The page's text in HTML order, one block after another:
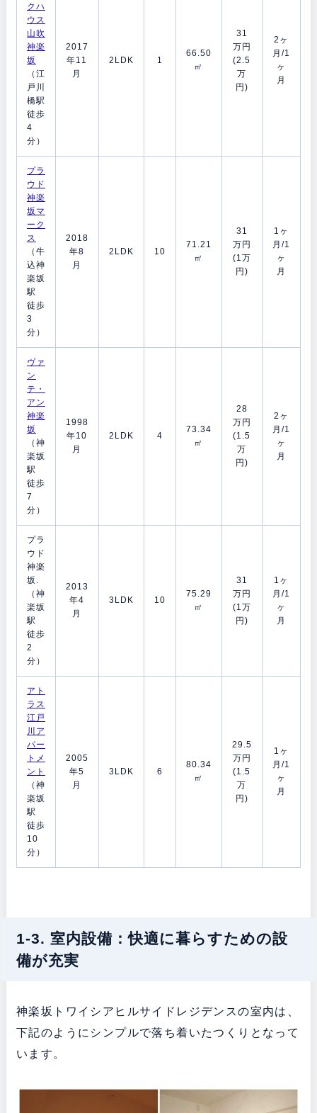
クハ
ウス
山吹
神楽
坂
（江
戸川
橋駅
徒歩
4
分）
2017
年11
月
2LDK 1
66.50
㎡
31
万円
(2.5
万
円)
2ヶ
月/1
ヶ
月
プラ
ウド
神楽
坂マ
ーク
ス
（牛
込神
楽坂
駅
徒歩
3
分）
2018
年8
月
2LDK 10
71.21
㎡
31
万円
(1万
円)
1ヶ
月/1
ヶ
月
ヴァ
ン
テ・
アン
神楽
坂
（神
楽坂
駅
徒歩
7
分）
1998
年10
月
2LDK 4
73.34
㎡
28
万円
(1.5
万
円)
2ヶ
月/1
ヶ
月
プラ
ウド
神楽
坂.
（神
楽坂
駅
徒歩
2
分）
2013
年4
月
3LDK 10
75.29
㎡
31
万円
(1万
円)
1ヶ
月/1
ヶ
月
アト
ラス
江戸
川ア
パー
トメ
ント
（神
楽坂
駅
徒歩
10
分）
2005
年5
月
3LDK 6
80.34
㎡
29.5
万円
(1.5
万
円)
1ヶ
月/1
ヶ
月
1-3. 室内設備：快適に暮らすための設
備が充実
神楽坂トワイシアヒルサイドレジデンスの室内は、
下記のようにシンプルで落ち着いたつくりとなって
います。